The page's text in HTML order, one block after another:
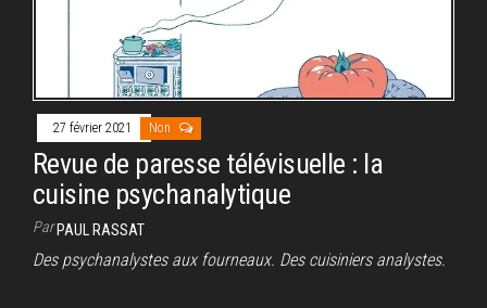
27 février 2021 Non
Revue de paresse télévisuelle : la
cuisine psychanalytique
ParPAUL RASSAT
Des psychanalystes aux fourneaux. Des cuisiniers analystes.